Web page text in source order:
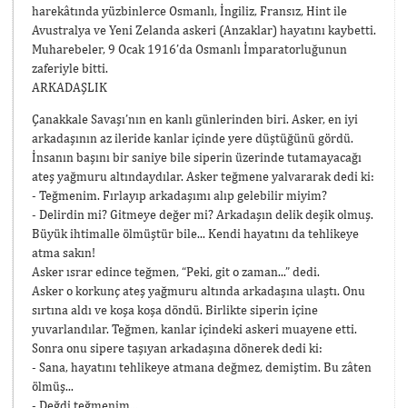
harekâtında yüzbinlerce Osmanlı, İngiliz, Fransız, Hint ile
Avustralya ve Yeni Zelanda askeri (Anzaklar) hayatını kaybetti.
Muharebeler, 9 Ocak 1916’da Osmanlı İmparatorluğunun
zaferiyle bitti.
ARKADAŞLIK
Çanakkale Savaşı’nın en kanlı günlerinden biri. Asker, en iyi
arkadaşının az ileride kanlar içinde yere düştüğünü gördü.
İnsanın başını bir saniye bile siperin üzerinde tutamayacağı
ateş yağmuru altındaydılar. Asker teğmene yalvararak dedi ki:
- Teğmenim. Fırlayıp arkadaşımı alıp gelebilir miyim?
- Delirdin mi? Gitmeye değer mi? Arkadaşın delik deşik olmuş.
Büyük ihtimalle ölmüştür bile... Kendi hayatını da tehlikeye
atma sakın!
Asker ısrar edince teğmen, “Peki, git o zaman...” dedi.
Asker o korkunç ateş yağmuru altında arkadaşına ulaştı. Onu
sırtına aldı ve koşa koşa döndü. Birlikte siperin içine
yuvarlandılar. Teğmen, kanlar içindeki askeri muayene etti.
Sonra onu sipere taşıyan arkadaşına dönerek dedi ki:
- Sana, hayatını tehlikeye atmana değmez, demiştim. Bu zâten
ölmüş...
- Değdi teğmenim...